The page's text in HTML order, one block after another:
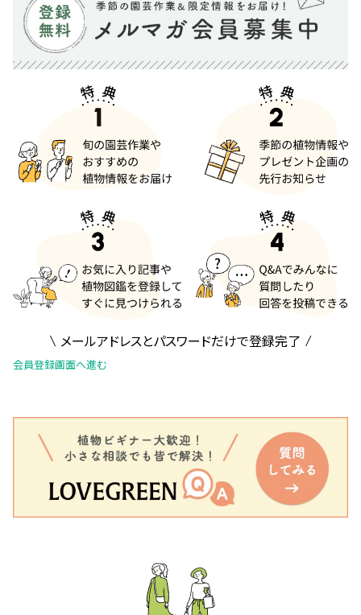
メールアドレスとパスワードだけで登録完了
会員登録画面へ進む